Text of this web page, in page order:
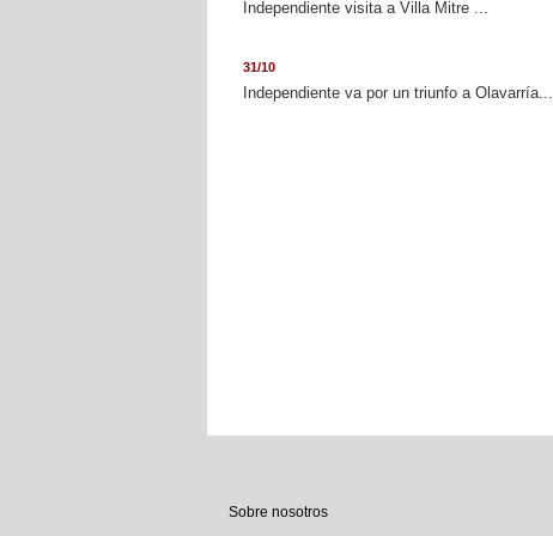
Independiente visita a Villa Mitre ...
31/10
Independiente va por un triunfo a Olavarría...
Sobre nosotros